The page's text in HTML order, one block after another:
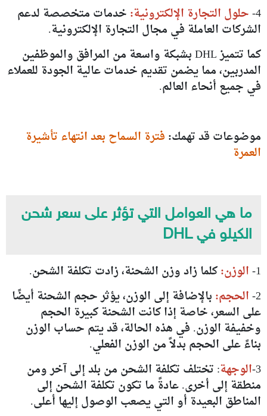
4- حلول التجارة الإلكترونية: خدمات متخصصة لدعم
الشركات العاملة في مجال التجارة الإلكترونية.
كما تتميز DHL بشبكة واسعة من المرافق والموظفين
المدربين، مما يضمن تقديم خدمات عالية الجودة للعملاء
في جميع أنحاء العالم.
موضوعات قد تهمك: فترة السماح بعد انتهاء تأشيرة
العمرة
ما هي العوامل التي تؤثر على سعر شحن
الكيلو في DHL
1- الوزن:كلما زاد وزن الشحنة، زادت تكلفة الشحن.
2- الحجم: بالإضافة إلى الوزن، يؤثر حجم الشحنة أيضًا
على السعر، خاصة إذا كانت الشحنة كبيرة الحجم
وخفيفة الوزن. في هذه الحالة، قد يتم حساب الوزن
بناءً على الحجم بدلاً من الوزن الفعلي.
3- الوجهة: تختلف تكلفة الشحن من بلد إلى آخر ومن
منطقة إلى أخرى. عادةً ما تكون تكلفة الشحن إلى
المناطق البعيدة أو التي يصعب الوصول إليها أعلى.